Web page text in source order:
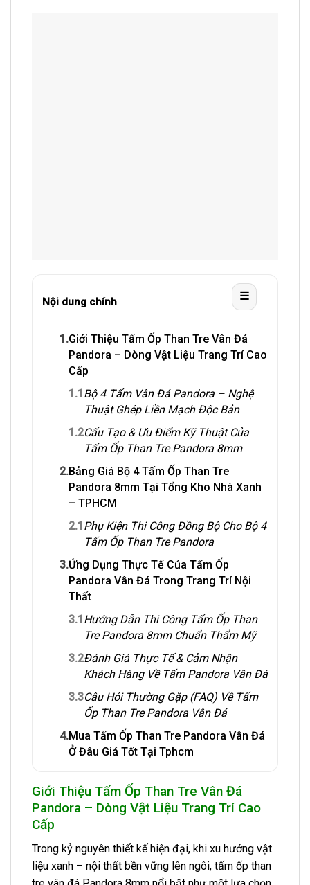
Nội dung chính ☰
1.Giới Thiệu Tấm Ốp Than Tre Vân Đá
Pandora – Dòng Vật Liệu Trang Trí Cao
Cấp
1.1 Bộ 4 Tấm Vân Đá Pandora – Nghệ
Thuật Ghép Liền Mạch Độc Bản
1.2Cấu Tạo & Ưu Điểm Kỹ Thuật Của
Tấm Ốp Than Tre Pandora 8mm
2.Bảng Giá Bộ 4 Tấm Ốp Than Tre
Pandora 8mm Tại Tổng Kho Nhà Xanh
– TPHCM
2.1 Phụ Kiện Thi Công Đồng Bộ Cho Bộ 4
Tấm Ốp Than Tre Pandora
3.Ứng Dụng Thực Tế Của Tấm Ốp
Pandora Vân Đá Trong Trang Trí Nội
Thất
3.1 Hướng Dẫn Thi Công Tấm Ốp Than
Tre Pandora 8mm Chuẩn Thẩm Mỹ
3.2Đánh Giá Thực Tế & Cảm Nhận
Khách Hàng Về Tấm Pandora Vân Đá
3.3Câu Hỏi Thường Gặp (FAQ) Về Tấm
Ốp Than Tre Pandora Vân Đá
4.Mua Tấm Ốp Than Tre Pandora Vân Đá
Ở Đâu Giá Tốt Tại Tphcm
Giới Thiệu Tấm Ốp Than Tre Vân Đá
Pandora – Dòng Vật Liệu Trang Trí Cao
Cấp
Trong kỷ nguyên thiết kế hiện đại, khi xu hướng vật
liệu xanh – nội thất bền vững lên ngôi, tấm ốp than